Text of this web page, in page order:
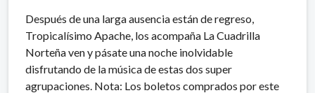
Después de una larga ausencia están de regreso,
Tropicalísimo Apache, los acompaña La Cuadrilla
Norteña ven y pásate una noche inolvidable
disfrutando de la música de estas dos super
agrupaciones. Nota: Los boletos comprados por este